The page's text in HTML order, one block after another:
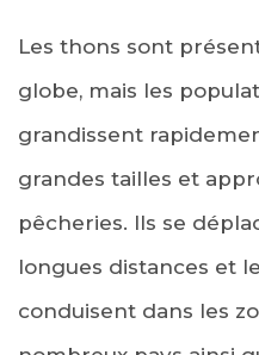
Les thons sont
globe, mais les
grandissent
grandes tailles et
pêcheries. Ils se
longues distances et
conduisent dans les